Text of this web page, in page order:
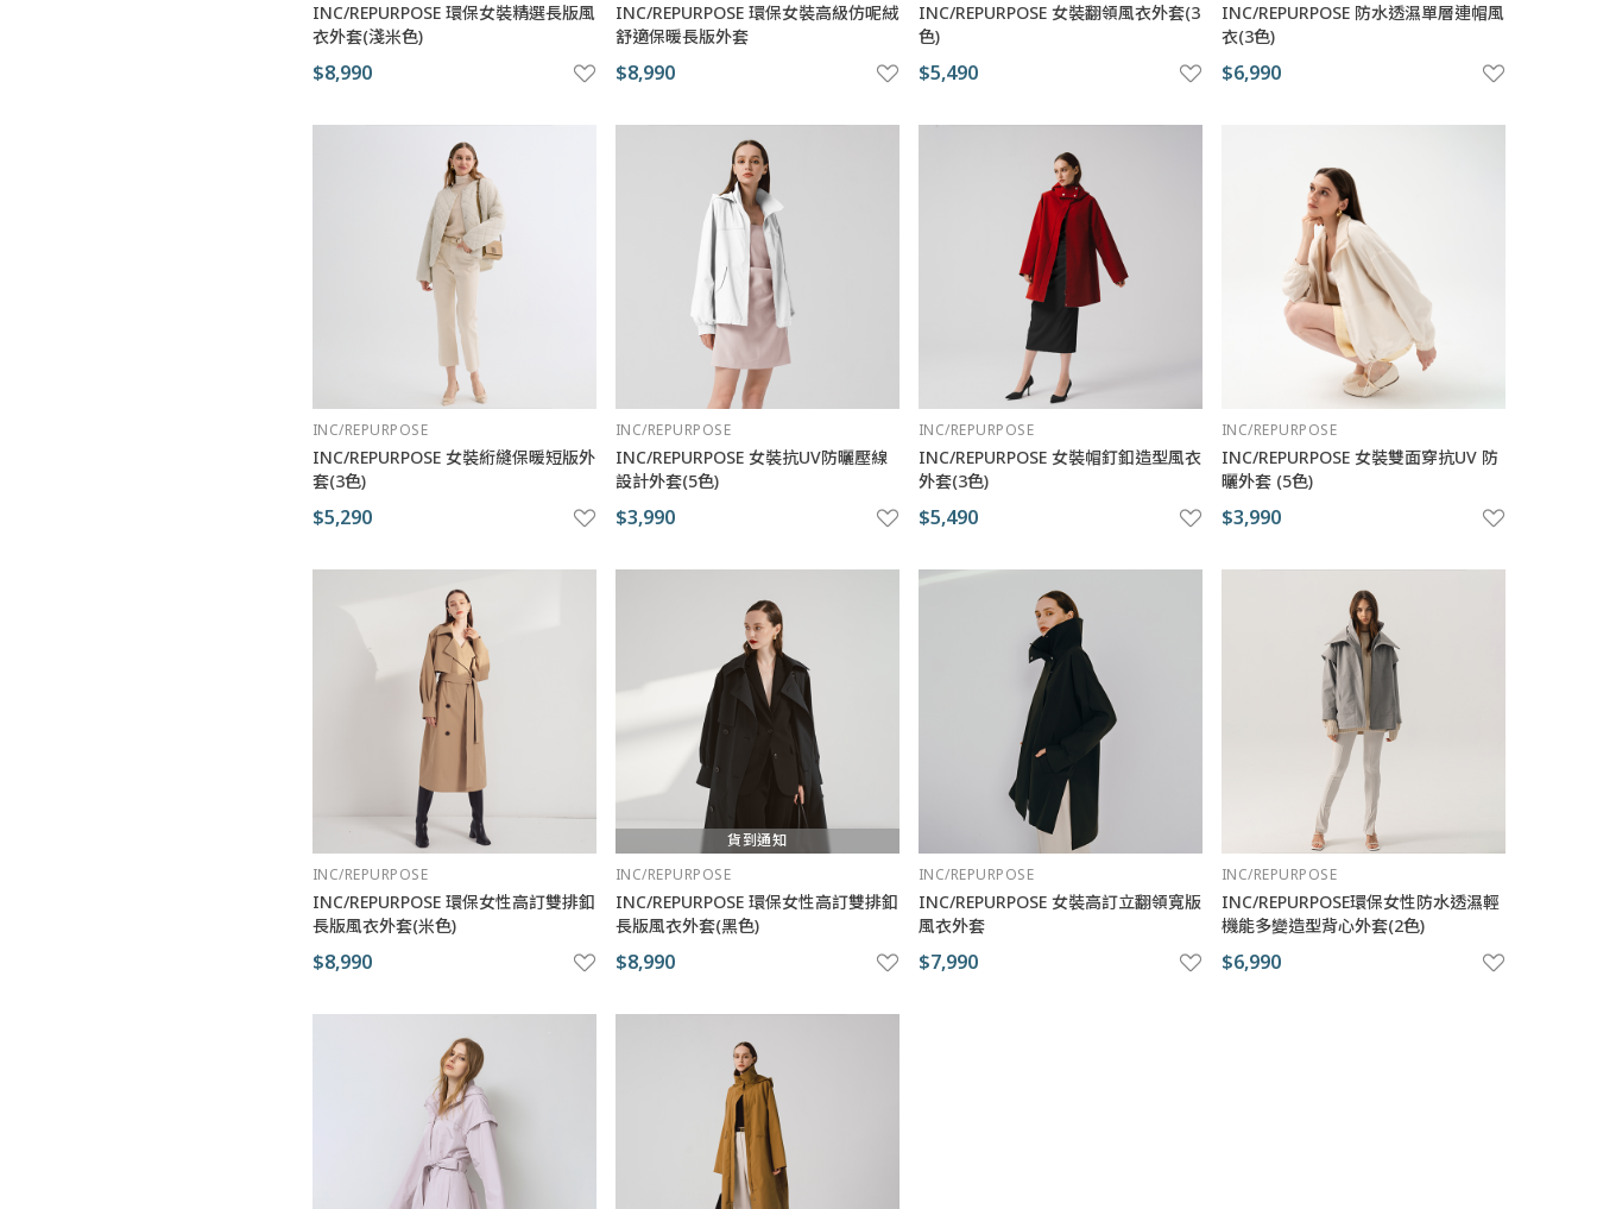
INC/REPURPOSE 環保女裝精選長版風
衣外套(淺米色)
$8,990
INC/REPURPOSE 環保女裝高級仿呢絨
舒適保暖長版外套
$8,990
INC/REPURPOSE 女裝翻領風衣外套(3
色)
$5,490
INC/REPURPOSE 防水透濕單層連帽風
衣(3色)
$6,990
INC/REPURPOSE
INC/REPURPOSE 女裝絎縫保暖短版外
套(3色)
$5,290
INC/REPURPOSE
INC/REPURPOSE 女裝抗UV防曬壓線
設計外套(5色)
$3,990
INC/REPURPOSE
INC/REPURPOSE 女裝帽釘釦造型風衣
外套(3色)
$5,490
INC/REPURPOSE
INC/REPURPOSE 女裝雙面穿抗UV 防
曬外套 (5色)
$3,990
INC/REPURPOSE
INC/REPURPOSE 環保女性高訂雙排釦
長版風衣外套(米色)
$8,990
貨到通知
INC/REPURPOSE
INC/REPURPOSE 環保女性高訂雙排釦
長版風衣外套(黑色)
$8,990
INC/REPURPOSE
INC/REPURPOSE 女裝高訂立翻領寬版
風衣外套
$7,990
INC/REPURPOSE
INC/REPURPOSE環保女性防水透濕輕
機能多變造型背心外套(2色)
$6,990